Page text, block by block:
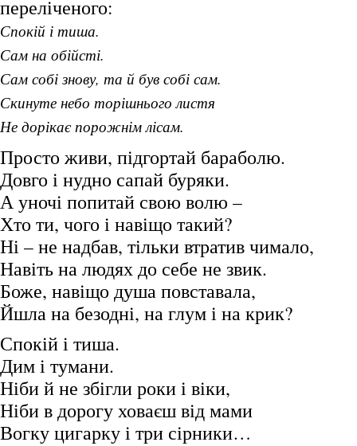
переліченого:
Спокій і тиша.
Сам на обійсті.
Сам собі знову, та й був собі сам.
Скинуте небо торішнього листя
Не дорікає порожнім лісам.
Просто живи, підгортай бараболю.
Довго і нудно сапай буряки.
А уночі попитай свою волю –
Хто ти, чого і навіщо такий?
Ні – не надбав, тільки втратив чимало,
Навіть на людях до себе не звик.
Боже, навіщо душа повставала,
Йшла на безодні, на глум і на крик?
Спокій і тиша.
Дим і тумани.
Ніби й не збігли роки і віки,
Ніби в дорогу ховаєш від мами
Вогку цигарку і три сірники…